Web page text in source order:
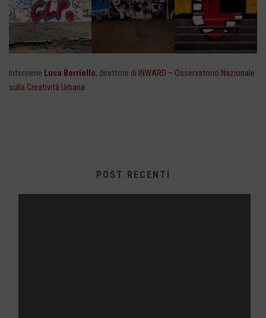
Interviene Luca Borriello, direttore di INWARD – Osservatorio Nazionale
sulla Creatività Urbana
POST RECENTI